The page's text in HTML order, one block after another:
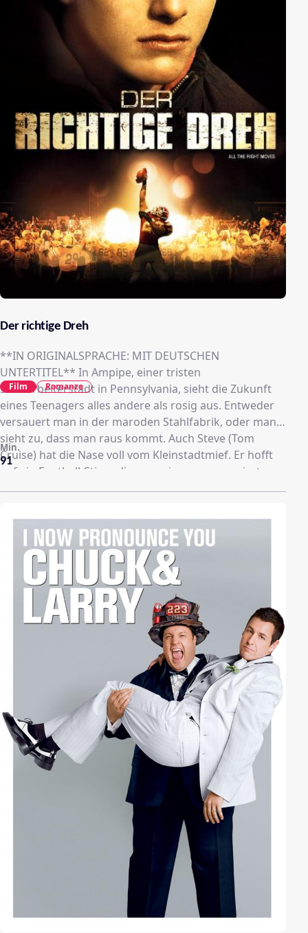
Der richtige Dreh
**IN ORIGINALSPRACHE: MIT DEUTSCHEN
UNTERTITEL** In Ampipe, einer tristen
Stahlarbeiterstadt in Pennsylvania, sieht die Zukunft
eines Teenagers alles andere als rosig aus. Entweder
versauert man in der maroden Stahlfabrik, oder man
sieht zu, dass man raus kommt. Auch Steve (Tom
Cruise) hat die Nase voll vom Kleinstadtmief. Er hofft
auf ein Football-Stipendium an einem renommierten
College, denn nur so hat er die Chance als Spieler
das Zeug zum Shooting-Star. Als er sich jedoch mit
seinem Trainer (Craig T. Nelson) anlegt, scheint das
Spiel für ihn verloren zu sein, noch bevor es überhaupt
begann. Steve ist kurz davor aufzugeben, doch mit
Hilfe seiner Freundin (Lea Thompson) steigt er erneut
ins Spielgeschehen ein... und diesmal richtig!
91
Min.
Film Romanze